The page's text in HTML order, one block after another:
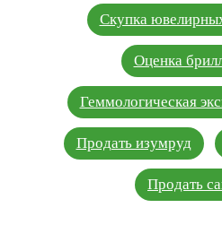
Скупка
Оценка
Геммологическая
Продать изумруд
Продать